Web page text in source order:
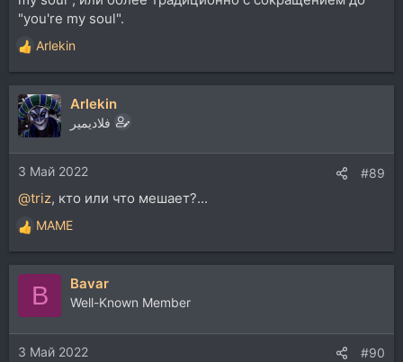
"you're my soul".
Р
е
а
к
ц
и
и
:
Arlekin
Arlekin
فلاديمير
3 Май 2022 #89
@triz, кто или что мешает?...
Р
е
а
и
и
:
MAME
B Bavar
Well-Known Member
3 Май 2022 #90